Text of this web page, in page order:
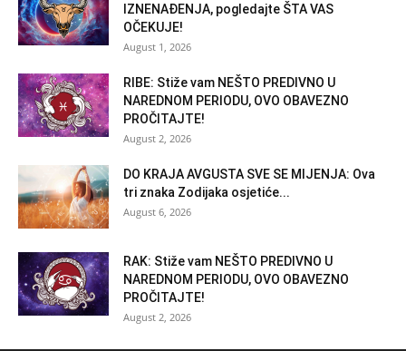
IZNENAĐENJA, pogledajte ŠTA VAS
OČEKUJE!
August 1, 2026
RIBE: Stiže vam NEŠTO PREDIVNO U
NAREDNOM PERIODU, OVO OBAVEZNO
PROČITAJTE!
August 2, 2026
DO KRAJA AVGUSTA SVE SE MIJENJA: Ova
tri znaka Zodijaka osjetiće...
August 6, 2026
RAK: Stiže vam NEŠTO PREDIVNO U
NAREDNOM PERIODU, OVO OBAVEZNO
PROČITAJTE!
August 2, 2026